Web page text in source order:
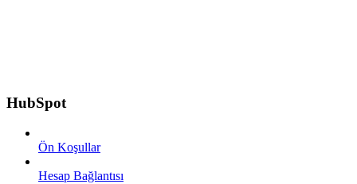
HubSpot
Ön Koşullar
Hesap Bağlantısı